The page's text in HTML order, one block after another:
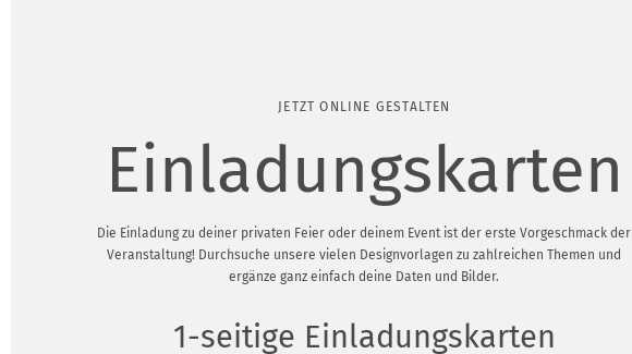
JETZT ONLINE GESTALTEN
Einladungskarten
Die Einladung zu deiner privaten Feier oder deinem Event ist der erste Vorgeschmack der
Veranstaltung! Durchsuche unsere vielen Designvorlagen zu zahlreichen Themen und
ergänze ganz einfach deine Daten und Bilder.
1-seitige Einladungskarten